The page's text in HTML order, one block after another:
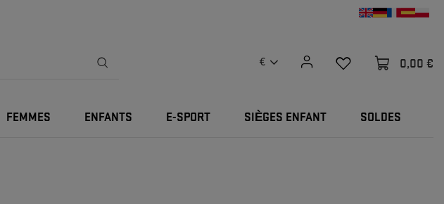
€ 0,00 €
FEMMES ENFANTS E-SPORT SIÈGES ENFANT SOLDES